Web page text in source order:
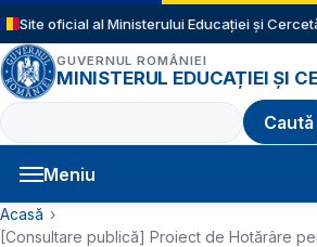
Sari la conținutul principal
Site oficial al Ministerului Educației și
GUVERNUL ROMÂNIEI
MINISTERUL EDUCAȚIEI ȘI
Caută
Meniu
Navigație principală
Cale de navigare
Acasă
[Consultare publică] Proiect de Hotărâre